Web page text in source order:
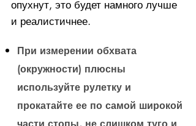
опухнут, это будет намного лучше
и реалистичнее.
При измерении обхвата
(окружности) плюсны
используйте рулетку и
прокатайте ее по самой широкой